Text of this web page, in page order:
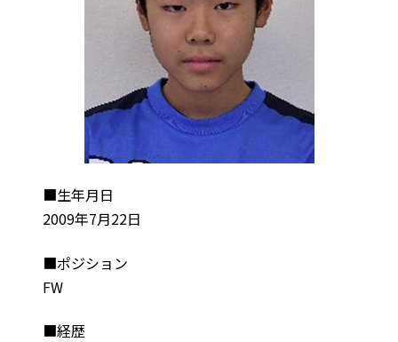
■生年月日
2009年7月22日
■ポジション
FW
■経歴